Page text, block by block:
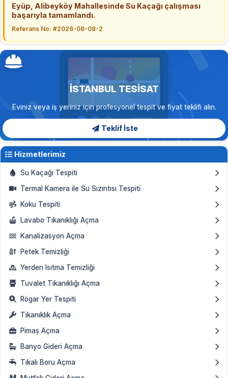
Eyüp, Alibeyköy Mahallesinde Su Kaçağı çalışması
başarıyla tamamlandı.
Referans No: #2026-08-08-2
İSTANBUL TESISAT
Eviniz veya iş yeriniz için profesyonel tespit ve fiyat teklifi alın.
Teklif İste
Hizmetlerimiz
Su Kaçağı Tespiti
Termal Kamera ile Su Sızıntısı Tespiti
Koku Tespiti
Lavabo Tıkanıklığı Açma
Kanalizasyon Açma
Petek Temizliği
Yerden Isıtma Temizliği
Tuvalet Tıkanıklığı Açma
Rögar Yer Tespiti
Tıkanıklık Açma
Pimaş Açma
Banyo Gideri Açma
Tıkalı Boru Açma